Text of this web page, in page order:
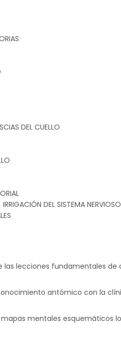
DEL CUELLO
DEL SISTEMA NERVIOSO
las lecciones fundamentales de
antómico con la
mentales esquemáticos